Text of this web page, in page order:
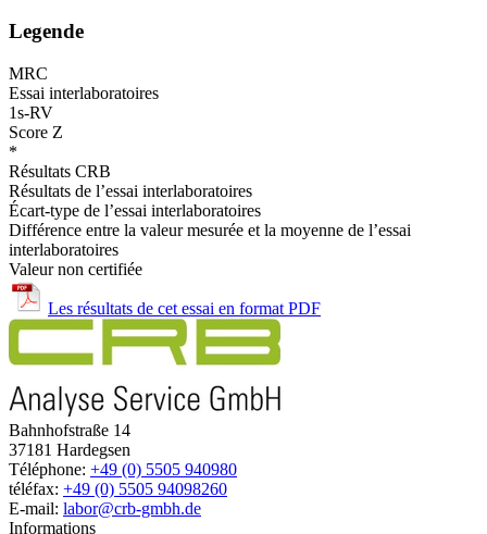
Legende
MRC
Essai interlaboratoires
1s-RV
Score Z
*
Résultats CRB
Résultats de l’essai interlaboratoires
Écart-type de l’essai interlaboratoires
Différence entre la valeur mesurée et la moyenne de l’essai
interlaboratoires
Valeur non certifiée
Les résultats de cet essai en format PDF
Bahnhofstraße 14
37181 Hardegsen
Téléphone: +49 (0) 5505 940980
téléfax: +49 (0) 5505 94098260
E-mail: labor@crb-gmbh.de
Informations